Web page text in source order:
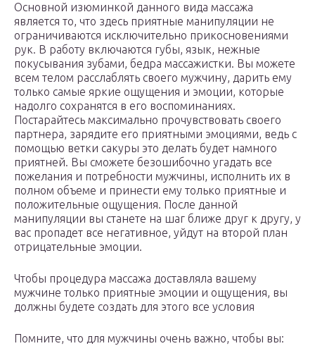
Основной изюминкой данного вида массажа
является то, что здесь приятные манипуляции не
ограничиваются исключительно прикосновениями
рук. В работу включаются губы, язык, нежные
покусывания зубами, бедра массажистки. Вы можете
всем телом расслаблять своего мужчину, дарить ему
только самые яркие ощущения и эмоции, которые
надолго сохранятся в его воспоминаниях.
Постарайтесь максимально прочувствовать своего
партнера, зарядите его приятными эмоциями, ведь с
помощью ветки сакуры это делать будет намного
приятней. Вы сможете безошибочно угадать все
пожелания и потребности мужчины, исполнить их в
полном объеме и принести ему только приятные и
положительные ощущения. После данной
манипуляции вы станете на шаг ближе друг к другу, у
вас пропадет все негативное, уйдут на второй план
отрицательные эмоции.
Чтобы процедура массажа доставляла вашему
мужчине только приятные эмоции и ощущения, вы
должны будете создать для этого все условия
Помните, что для мужчины очень важно, чтобы вы: